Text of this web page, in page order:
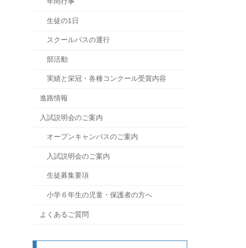
生徒の1日
スクールバスの運行
部活動
実績と栄冠・各種コンクール受賞内容
進路情報
入試説明会のご案内
オープンキャンパスのご案内
入試説明会のご案内
生徒募集要項
小学６年生の児童・保護者の方へ
よくあるご質問